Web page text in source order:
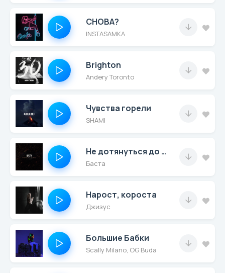
СНОВА?
INSTASAMKA
Brighton
Andery Toronto
Чувства горели
SHAMI
Не дотянуться до звезд (Remix)
Баста
Нарост, короста
Джизус
Большие Бабки
Scally Milano, OG Buda